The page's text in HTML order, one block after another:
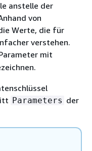
anstelle der
von
Werte, die für
verstehen.
mit
Parameters der